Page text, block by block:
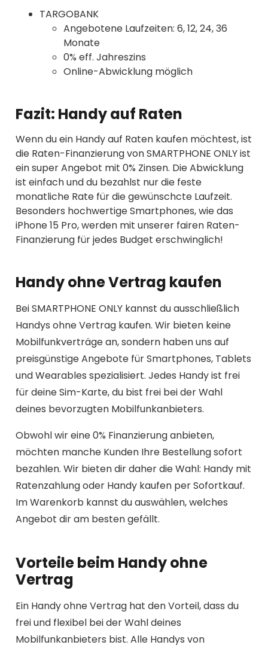
TARGOBANK
Angebotene Laufzeiten: 6, 12, 24, 36
Monate
0% eff. Jahreszins
Online-Abwicklung möglich
Fazit: Handy auf Raten
Wenn du ein Handy auf Raten kaufen möchtest, ist
die Raten-Finanzierung von SMARTPHONE ONLY ist
ein super Angebot mit 0% Zinsen. Die Abwicklung
ist einfach und du bezahlst nur die feste
monatliche Rate für die gewünschcte Laufzeit.
Besonders hochwertige Smartphones, wie das
iPhone 15 Pro, werden mit unserer fairen Raten-
Finanzierung für jedes Budget erschwinglich!
Handy ohne Vertrag kaufen
Bei SMARTPHONE ONLY kannst du ausschließlich
Handys ohne Vertrag kaufen. Wir bieten keine
Mobilfunkverträge an, sondern haben uns auf
preisgünstige Angebote für Smartphones, Tablets
und Wearables spezialisiert. Jedes Handy ist frei
für deine Sim-Karte, du bist frei bei der Wahl
deines bevorzugten Mobilfunkanbieters.
Obwohl wir eine 0% Finanzierung anbieten,
möchten manche Kunden Ihre Bestellung sofort
bezahlen. Wir bieten dir daher die Wahl: Handy mit
Ratenzahlung oder Handy kaufen per Sofortkauf.
Im Warenkorb kannst du auswählen, welches
Angebot dir am besten gefällt.
Vorteile beim Handy ohne
Vertrag
Ein Handy ohne Vertrag hat den Vorteil, dass du
frei und flexibel bei der Wahl deines
Mobilfunkanbieters bist. Alle Handys von